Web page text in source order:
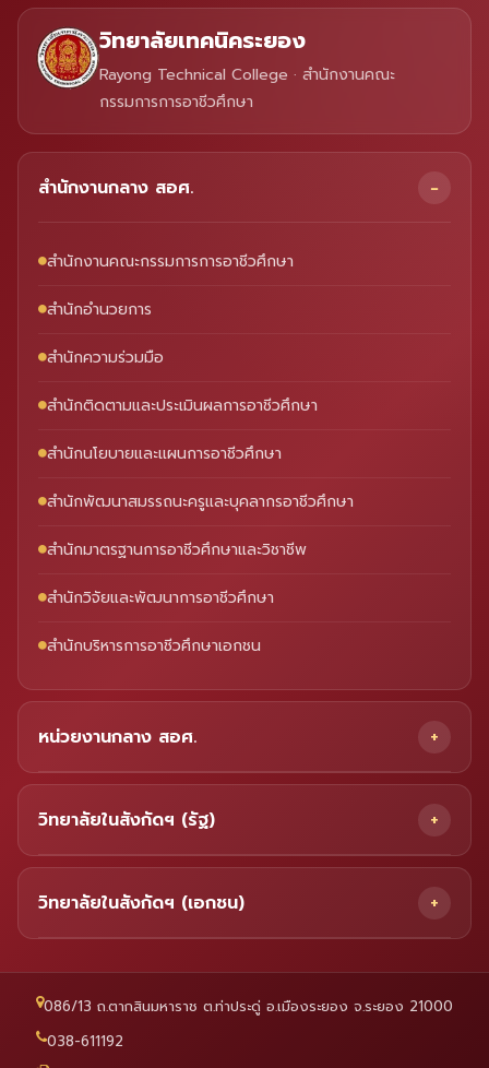
วิทยาลัยเทคนิคระยอง
Rayong Technical College · สำนักงานคณะ
กรรมการการอาชีวศึกษา
สำนักงานกลาง สอศ.
สำนักงานคณะกรรมการการอาชีวศึกษา
สำนักอำนวยการ
สำนักความร่วมมือ
สำนักติดตามและประเมินผลการอาชีวศึกษา
สำนักนโยบายและแผนการอาชีวศึกษา
สำนักพัฒนาสมรรถนะครูและบุคลากรอาชีวศึกษา
สำนักมาตรฐานการอาชีวศึกษาและวิชาชีพ
สำนักวิจัยและพัฒนาการอาชีวศึกษา
สำนักบริหารการอาชีวศึกษาเอกชน
หน่วยงานกลาง สอศ.
วิทยาลัยในสังกัดฯ (รัฐ)
วิทยาลัยในสังกัดฯ (เอกชน)
086/13 ถ.ตากสินมหาราช ต.ท่าประดู่ อ.เมืองระยอง จ.ระยอง 21000
038-611192